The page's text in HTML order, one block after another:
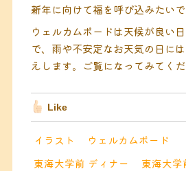
新年に向けて福を呼び込みたいで
ウェルカムボードは天候が良い
で、雨や不安定なお天気の日に
えします。ご覧になってみてくだ
Like
イラスト
ウェルカムボード
東海大学前 ディナー
東海大学